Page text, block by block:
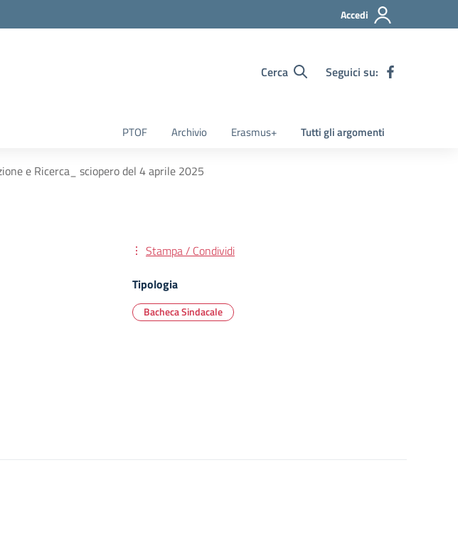
Accedi
Cerca Seguici su:
PTOF Archivio Erasmus+ Tutti gli argomenti
e Ricerca_ sciopero del 4 aprile 2025
Stampa / Condividi
Tipologia
Bacheca Sindacale